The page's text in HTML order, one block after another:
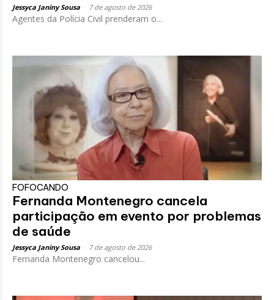
Jessyca Janiny Sousa 7 de agosto de 2026
Agentes da Polícia Civil prenderam o...
FOFOCANDO
Fernanda Montenegro cancela
participação em evento por problemas
de saúde
Jessyca Janiny Sousa 7 de agosto de 2026
Fernanda Montenegro cancelou...